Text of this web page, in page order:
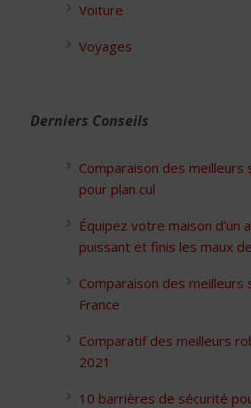
Voiture
Voyages
Derniers Conseils
Comparaison des
pour plan cul
Équipez votre maison d’un
puissant et finis les maux
Comparaison des meilleurs
France
Comparatif des meilleurs
2021
10 barrières de sécurité